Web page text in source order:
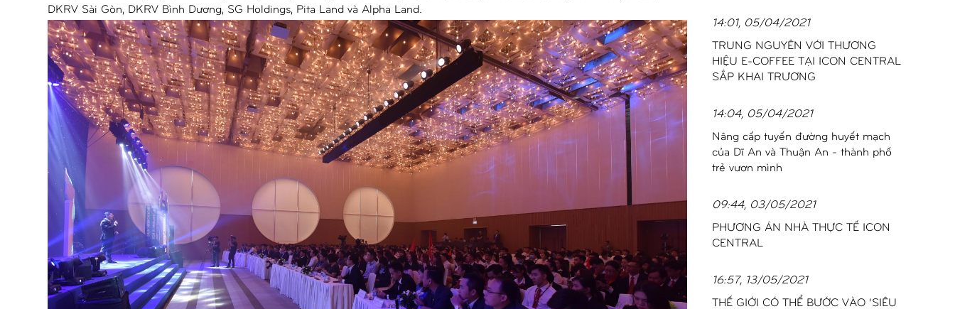
DKRV Sài Gòn, DKRV Bình Dương, SG Holdings, Pita Land và Alpha Land.
14:01, 05/04/2021
TRUNG NGUYÊN VỚI THƯƠNG
HIỆU E-COFFEE TẠI ICON CENTRAL
SẮP KHAI TRƯƠNG
14:04, 05/04/2021
Nâng cấp tuyến đường huyết mạch
của Dĩ An và Thuận An - thành phố
trẻ vươn mình
09:44, 03/05/2021
PHƯƠNG ÁN NHÀ THỰC TẾ ICON
CENTRAL
16:57, 13/05/2021
THẾ GIỚI CÓ THỂ BƯỚC VÀO ‘SIÊU